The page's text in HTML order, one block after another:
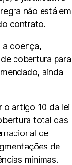
não está em
contrato.
a doença,
cobertura para
ainda
o artigo 10 da lei
total das
de
de
mínimas.